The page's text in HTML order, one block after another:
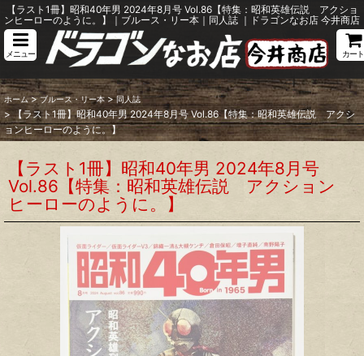
【ラスト1冊】昭和40年男 2024年8月号 Vol.86【特集：昭和英雄伝説 アクショ
ンヒーローのように。】｜ブルース・リー本｜同人誌 ｜ドラゴンなお店 今井商店
メニュー カート
ホーム > ブルース・リー本 > 同人誌
> 【ラスト1冊】昭和40年男 2024年8月号 Vol.86【特集：昭和英雄伝説 アクシ
ョンヒーローのように。】
【ラスト1冊】昭和40年男 2024年8月号
Vol.86【特集：昭和英雄伝説 アクション
ヒーローのように。】